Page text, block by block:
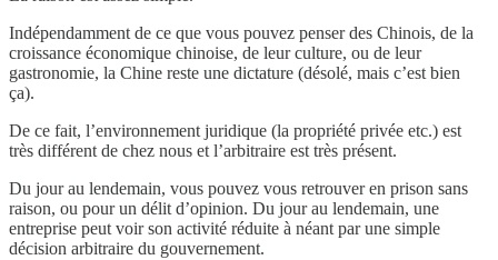
Indépendamment de ce que vous pouvez penser des Chinois, de la
croissance économique chinoise, de leur culture, ou de leur
gastronomie, la Chine reste une dictature (désolé, mais c’est bien
ça).
De ce fait, l’environnement juridique (la propriété privée etc.) est
très différent de chez nous et l’arbitraire est très présent.
Du jour au lendemain, vous pouvez vous retrouver en prison sans
raison, ou pour un délit d’opinion. Du jour au lendemain, une
entreprise peut voir son activité réduite à néant par une simple
décision arbitraire du gouvernement.